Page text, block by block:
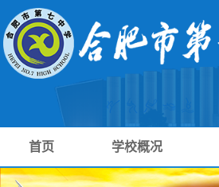
首页 学校概况